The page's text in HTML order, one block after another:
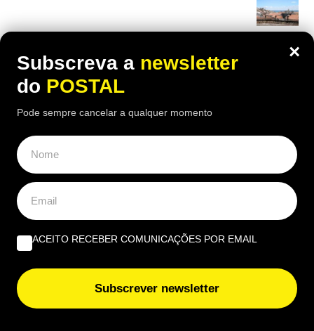
EUROPE DIRECT ALGARVE
Beatriz Garcia, 40 Anos de ECoCs, a família Ecoc e a
Next Culture | Por João Palmeiro
União Europeia ‘aperta’: novas regras europeias vão
proibir estas embalagens e algumas entram em vigor já
nesta data
×
Subscreva a newsletter
do POSTAL
Pode sempre cancelar a qualquer momento
ACEITO RECEBER COMUNICAÇÕES POR EMAIL
Subscrever newsletter